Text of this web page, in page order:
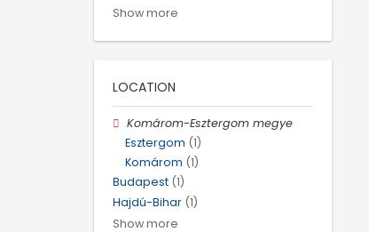
Show more
LOCATION
Komárom-Esztergom megye
Esztergom (1)
Komárom (1)
Budapest (1)
Hajdú-Bihar (1)
Show more